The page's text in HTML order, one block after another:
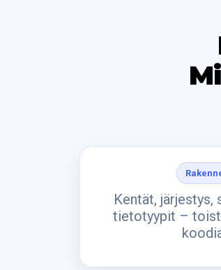
Kentät, järjestys,
tietotyypit –